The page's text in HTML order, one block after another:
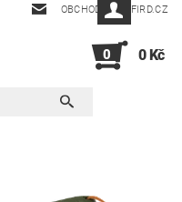
OBCHOD@PROFIRD.CZ
0 0 Kč